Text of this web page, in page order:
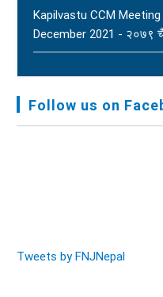
Kapilvastu CCM
December 2021 - २०७९
Audit Report FY-2076-
Follow us on
Tweets by FNJNepal